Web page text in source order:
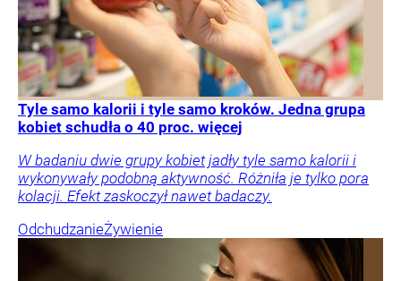
Tyle samo kalorii i tyle samo kroków. Jedna grupa
kobiet schudła o 40 proc. więcej
W badaniu dwie grupy kobiet jadły tyle samo kalorii i
wykonywały podobną aktywność. Różniła je tylko pora
kolacji. Efekt zaskoczył nawet badaczy.
OdchudzanieŻywienie